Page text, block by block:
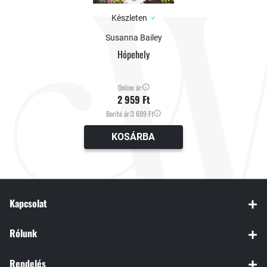
Készleten
Susanna Bailey
Hópehely
Online ár:
2 959 Ft
Borító ár:3 699 Ft
KOSÁRBA
Kapcsolat
Rólunk
Rendelés